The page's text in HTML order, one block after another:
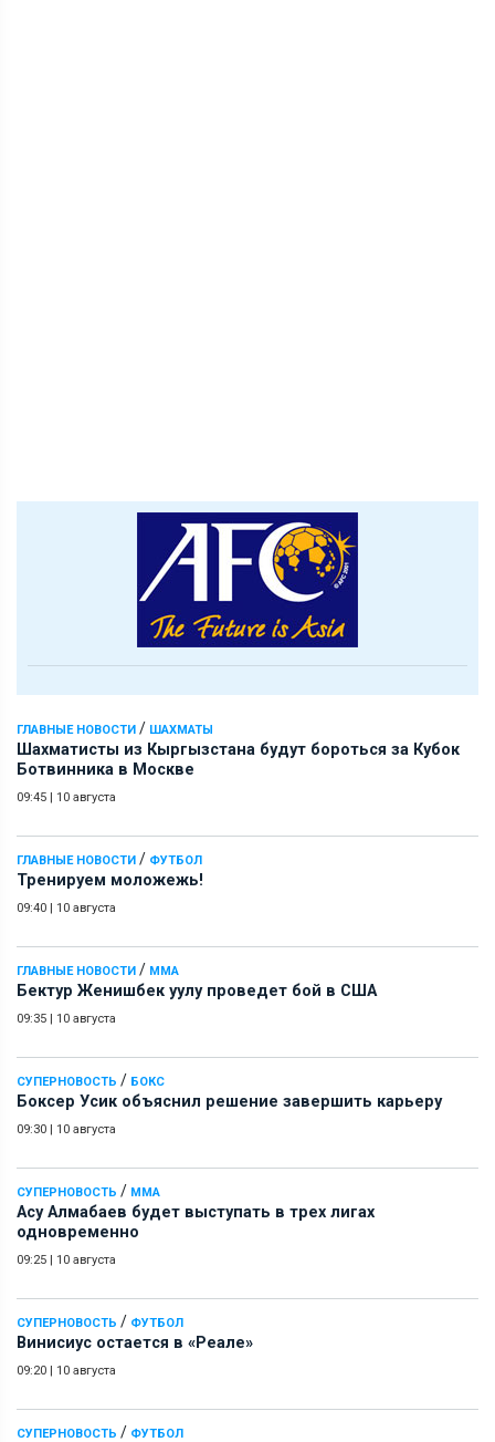
ГЛАВНЫЕ НОВОСТИ / ШАХМАТЫ
Шахматисты из Кыргызстана будут бороться за Кубок
Ботвинника в Москве
09:45 | 10 августа
ГЛАВНЫЕ НОВОСТИ / ФУТБОЛ
Тренируем моложежь!
09:40 | 10 августа
ГЛАВНЫЕ НОВОСТИ / ММА
Бектур Женишбек уулу проведет бой в США
09:35 | 10 августа
СУПЕРНОВОСТЬ / БОКС
Боксер Усик объяснил решение завершить карьеру
09:30 | 10 августа
СУПЕРНОВОСТЬ / ММА
Асу Алмабаев будет выступать в трех лигах
одновременно
09:25 | 10 августа
СУПЕРНОВОСТЬ / ФУТБОЛ
Винисиус остается в «Реале»
09:20 | 10 августа
СУПЕРНОВОСТЬ / ФУТБОЛ